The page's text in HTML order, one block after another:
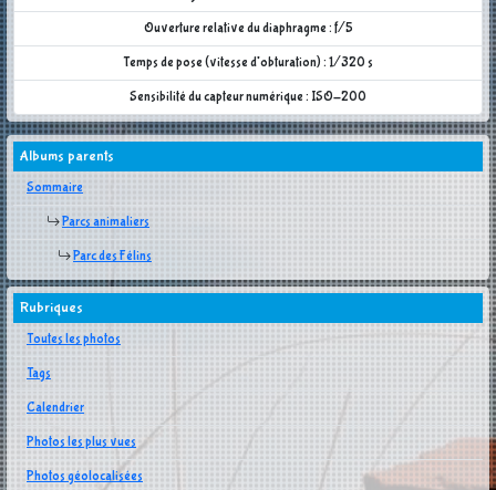
Ouverture relative du diaphragme : f/5
Temps de pose (vitesse d'obturation) : 1/320 s
Sensibilité du capteur numérique : ISO-200
Albums parents
Sommaire
Parcs animaliers
Parc des Félins
Rubriques
Toutes les photos
Tags
Calendrier
Photos les plus vues
Photos géolocalisées